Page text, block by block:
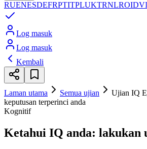
RUENESDEFRPTITPLUKTRNLROIDVI
Log masuk
Log masuk
Kembali
Laman utama Semua ujian
Ujian IQ
keputusan terperinci anda
Kognitif
Ketahui IQ anda: lakukan